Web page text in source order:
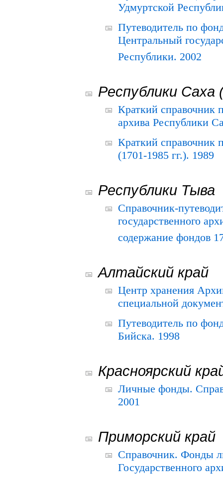
Удмуртской
Путеводитель по
Центральный
Республики. 2002
Республики Саха
Краткий справочник
архива Республики
Краткий
(1701-1985 гг.). 1989
Республики Тыва
Справочник-
государственного
содержание фондов
Алтайский край
Центр хранения
специальной
Путеводитель по
Бийска. 1998
Красноярский
Личные фонды.
2001
Приморский край
Справочник. Фонды
Государственного